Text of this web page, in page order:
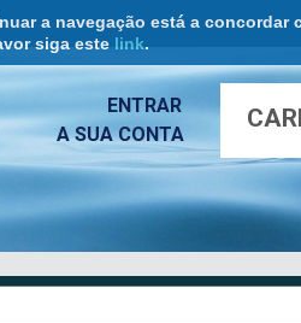
a navegação está a concordar
siga este link.
ENTRAR
A SUA CONTA